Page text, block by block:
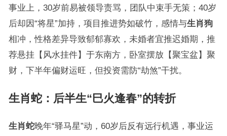
事业上，30岁前易被领导责骂，团队中束手无策；40岁
后却因“将星”加持，项目推进势如破竹，感情与生肖狗
相冲，性格差异导致郁郁寡欢，未婚者宜推迟婚期，推
荐悬挂【风水挂件】于东南方，卧室摆放【聚宝盆】聚
财，下半年偏财运旺，但投资需防“劫煞”干扰。
生肖蛇：后半生“巳火逢春”的转折
生肖蛇晚年“驿马星”动，60岁后反有远行机遇，事业运